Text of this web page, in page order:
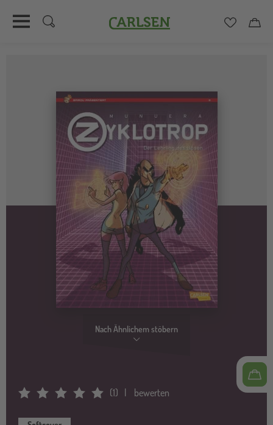
Carlsen
Nach Ähnlichem stöbern
Average Rating: 5 (1) bewerten